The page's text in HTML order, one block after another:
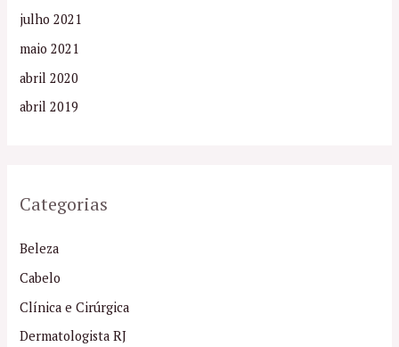
julho 2021
maio 2021
abril 2020
abril 2019
Categorias
Beleza
Cabelo
Clínica e Cirúrgica
Dermatologista RJ